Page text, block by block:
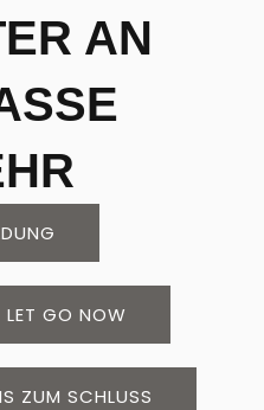
AN
GO NOW
ZUM SCHLUSS